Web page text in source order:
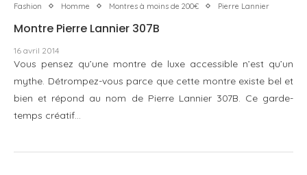
Fashion Homme Montres à moins de 200€ Pierre Lannier
Montre Pierre Lannier 307B
16 avril 2014
Vous pensez qu’une montre de luxe accessible n’est qu’un
mythe. Détrompez-vous parce que cette montre existe bel et
bien et répond au nom de Pierre Lannier 307B. Ce garde-
temps créatif…